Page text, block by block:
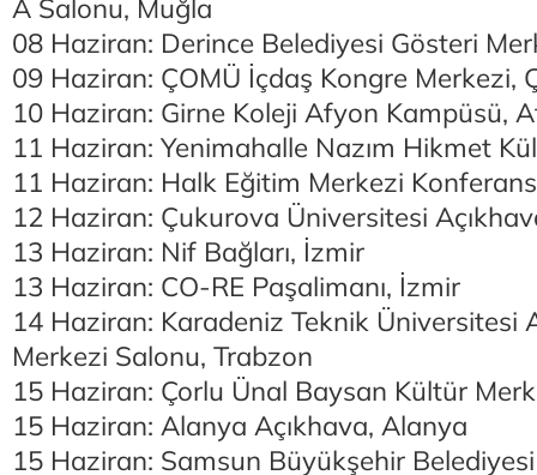
A Salonu, Muğla
08 Haziran: Derince Belediyesi Gösteri
09 Haziran: ÇOMÜ İçdaş Kongre Merkezi,
10 Haziran: Girne Koleji Afyon Kampüsü,
11 Haziran: Yenimahalle Nazım Hikmet
11 Haziran: Halk Eğitim Merkezi
12 Haziran: Çukurova Üniversitesi
13 Haziran: Nif Bağları, İzmir
13 Haziran: CO-RE Paşalimanı, İzmir
14 Haziran: Karadeniz Teknik Üniversitesi
Merkezi Salonu, Trabzon
15 Haziran: Çorlu Ünal Baysan Kültür
15 Haziran: Alanya Açıkhava, Alanya
15 Haziran: Samsun Büyükşehir